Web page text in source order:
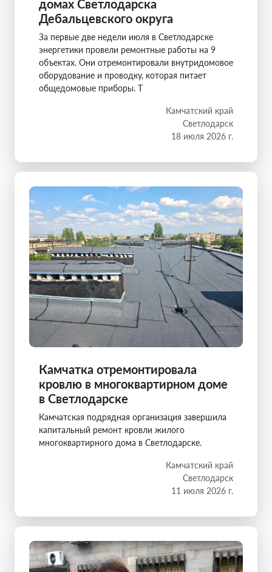
домах Светлодарска
Дебальцевского округа
За первые две недели июля в Светлодарске
энергетики провели ремонтные работы на 9
объектах. Они отремонтировали внутридомовое
оборудование и проводку, которая питает
общедомовые приборы. Т
Камчатский край
Светлодарск
18 июля 2026 г.
Камчатка отремонтировала
кровлю в многоквартирном доме
в Светлодарске
Камчатская подрядная организация завершила
капитальный ремонт кровли жилого
многоквартирного дома в Светлодарске.
Камчатский край
Светлодарск
11 июля 2026 г.